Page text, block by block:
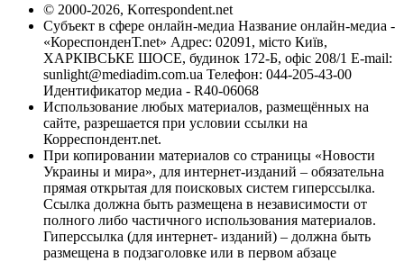
© 2000-2026, Korrespondent.net
Субъект в сфере онлайн-медиа Название онлайн-медиа -
«КореспонденТ.net» Адрес: 02091, місто Київ,
ХАРКІВСЬКЕ ШОСЕ, будинок 172-Б, офіс 208/1 E-mail:
sunlight@mediadim.com.ua Телефон: 044-205-43-00
Идентификатор медиа - R40-06068
Использование любых материалов, размещённых на
сайте, разрешается при условии ссылки на
Корреспондент.net.
При копировании материалов со страницы «Новости
Украины и мира», для интернет-изданий – обязательна
прямая открытая для поисковых систем гиперссылка.
Ссылка должна быть размещена в независимости от
полного либо частичного использования материалов.
Гиперссылка (для интернет- изданий) – должна быть
размещена в подзаголовке или в первом абзаце